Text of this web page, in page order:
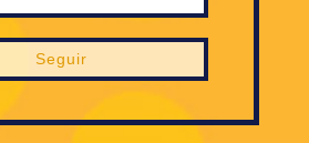
Seguir